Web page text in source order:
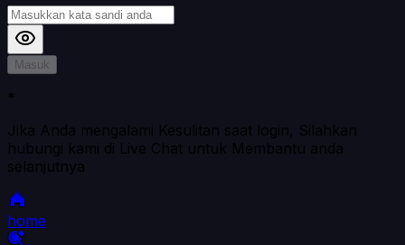
Masuk
*
Jika Anda mengalami Kesulitan saat login, Silahkan
hubungi kami di Live Chat untuk Membantu anda
selanjutnya
home